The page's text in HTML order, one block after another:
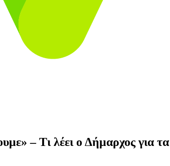
– Τι λέει ο Δήμαρχος για